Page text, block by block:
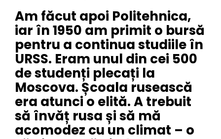
Am făcut apoi Politehnica,
iar în 1950 am primit o bursă
pentru a continua studiile în
URSS. Eram unul din cei 500
de studenți plecați la
Moscova. Școala rusească
era atunci o elită. A trebuit
să învăț rusa și să mă
acomodez cu un climat – o